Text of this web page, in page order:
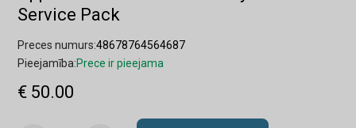
Service Pack
Preces numurs:48678764564687
Pieejamība:Prece ir pieejama
€ 50.00